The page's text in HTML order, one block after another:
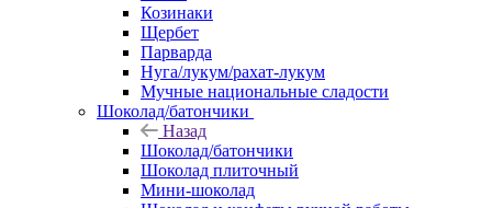
Козинаки
Щербет
Парварда
Нуга/лукум/рахат-лукум
Мучные национальные сладости
Шоколад/батончики
Назад
Шоколад/батончики
Шоколад плиточный
Мини-шоколад